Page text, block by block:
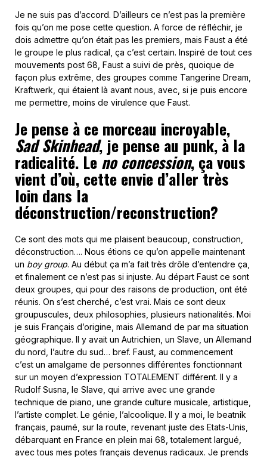
Je ne suis pas d’accord. D’ailleurs ce n’est pas la première
fois qu’on me pose cette question. A force de réfléchir, je
dois admettre qu’on était pas les premiers, mais Faust a été
le groupe le plus radical, ça c’est certain. Inspiré de tout ces
mouvements post 68, Faust a suivi de près, quoique de
façon plus extrême, des groupes comme Tangerine Dream,
Kraftwerk, qui étaient là avant nous, avec, si je puis encore
me permettre, moins de virulence que Faust.
Je pense à ce morceau incroyable,
Sad Skinhead, je pense au punk, à la
radicalité. Leno concession, ça vous
vient d’où, cette envie d’aller très
loin dans la
déconstruction/reconstruction?
Ce sont des mots qui me plaisent beaucoup, construction,
déconstruction…. Nous étions ce qu’on appelle maintenant
un boy group. Au début ça m’a fait très drôle d’entendre ça,
et finalement ce n’est pas si injuste. Au départ Faust ce sont
deux groupes, qui pour des raisons de production, ont été
réunis. On s’est cherché, c’est vrai. Mais ce sont deux
groupuscules, deux philosophies, plusieurs nationalités. Moi
je suis Français d’origine, mais Allemand de par ma situation
géographique. Il y avait un Autrichien, un Slave, un Allemand
du nord, l’autre du sud… bref. Faust, au commencement
c’est un amalgame de personnes différentes fonctionnant
sur un moyen d’expression TOTALEMENT différent. Il y a
Rudolf Susna, le Slave, qui arrive avec une grande
technique de piano, une grande culture musicale, artistique,
l’artiste complet. Le génie, l’alcoolique. Il y a moi, le beatnik
français, paumé, sur la route, revenant juste des Etats-Unis,
débarquant en France en plein mai 68, totalement largué,
avec tous mes potes français devenus radicaux. Je prends